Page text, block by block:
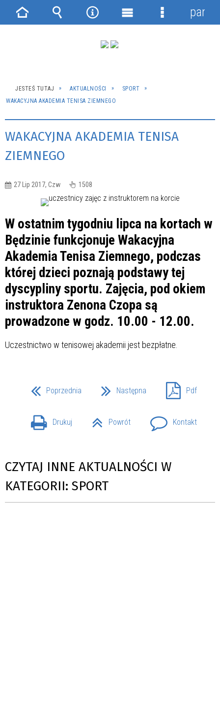
JESTEŚ TUTAJ AKTUALNOŚCI
SPORT
WAKACYJNA AKADEMIA TENISA ZIEMNEGO
WAKACYJNA AKADEMIA TENISA
ZIEMNEGO
27 Lip 2017, Czw 1508
W ostatnim tygodniu lipca na kortach w
Będzinie funkcjonuje Wakacyjna
Akademia Tenisa Ziemnego, podczas
której dzieci poznają podstawy tej
dyscypliny sportu. Zajęcia, pod okiem
instruktora Zenona Czopa są
prowadzone w godz. 10.00 - 12.00.
Uczestnictwo w tenisowej akademii jest bezpłatne.
Poprzednia Następna Pdf
Drukuj Powrót Kontakt
CZYTAJ INNE AKTUALNOŚCI W
KATEGORII: SPORT
Strona Wyszukiwarka
NarzędziaMenu
Menu
panel